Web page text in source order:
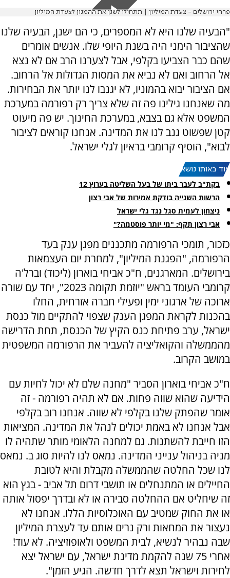
פרחי ירושלים - צעדת המיליון | תתחילו לשנן את ההמנון לצעדת המיליון
"הבעיה שלנו היא לא המספרים, כי הם ישנן, הבעיה שלנו
שהציבור הימני היה בשנת היופי שלו. אנשים אומרים
שהם כבר הצביעו בקלפי, אבל לצערנו הרב אם לא נצא
אל הרחוב ואם לא נביא את המסות הגדולות אל הרחוב.
אם הציבור יבוא בהמוניו, לא יגנבו לנו יותר את הבחירות.
מה שאנחנו גילינו פה זה שלא צריך רק רפורמה במערכת
המשפט אלא גם בצבא, במערכת החינוך. יש פה מיעוט
קטן שפשוט גנב לנו את המדינה. אנחנו קוראים לציבור
לבוא", הוסיף קרומבי בראיון לגלי ישראל.
עוד באותו נושא:
בקת"ב לעבר ביתו של בעל השליטה בערוץ 12
הרשות השנייה בודקת אמירות של אבי רצון
ניצחון לעמית סגל נגד גלי ישראל
אבי רצון תקף: "מי יותר פוסטמה?"
כזכור, תומכי הרפורמה מתכננים מפגן ענק בעד
הרפורמה, "הפגנת המיליון", למחרת יום העצמאות
בירושלים. המארגנים, ח"כ אביחי בוארון (ליכוד) וברל'ה
קרומבי העומד בראש "יוזמת תקומה 2023", יחד עם שורה
ארוכה של ארגוני ימין ופעילי חברה אזרחית, החלו
בהכנות לקראת המפגן הענק שצפוי להתקיים מול כנסת
ישראל, ערב פתיחת כנס הקיץ של הכנסת, תחת הדרישה
מהממשלה והקואליציה להעביר את הרפורמה המשפטית
במושב הקרוב.
ח"כ אביחי בוארון הסביר "מחנה שלם לא יכול לחיות עם
הידיעה שהוא שווה פחות. אם לא תהיה רפורמה - זה
אומר שהפתק שלנו בקלפי לא שווה. אנחנו רוב בקלפי
אבל אנחנו לא באמת יכולים לנהל את המדינה. המציאות
הזו חייבת להשתנות. גם למחנה הלאומי מותר שתהיה לו
מניה בניהול ענייני המדינה. נמאס לנו להיות סוג ב. נמאס
לנו שכל החלטה שהממשלה מקבלת והיא לטובת
החיילים או המתנחלים או תושבי דרום תל אביב - בגץ הוא
זה שיחליט אם ההחלטה סבירה או לא ובדרך יפסול אותה
או את החוק שמטיב עם האוכלוסיות הללו. אנחנו לא
נעצור את המחאות ורק נרים אותם עד לעצרת המיליון
שבה נבהיר לנשיא, לבית המשפט ולאופוזיציה. לא עוד!
אחרי 75 שנה להקמת מדינת ישראל, עם ישראל יצא
לחירות וישראל תצא לדרך חדשה. הגיע הזמן".